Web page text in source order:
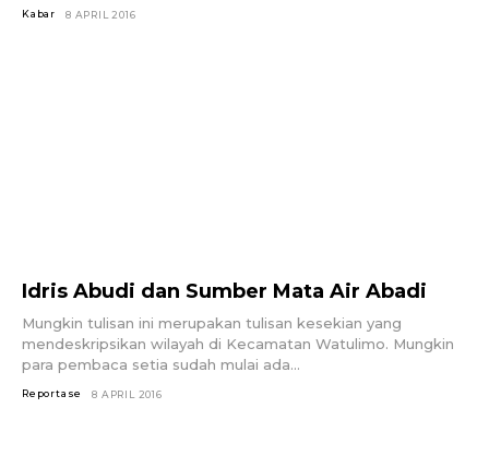
Kabar 8 APRIL 2016
Idris Abudi dan Sumber Mata Air Abadi
Mungkin tulisan ini merupakan tulisan kesekian yang
mendeskripsikan wilayah di Kecamatan Watulimo. Mungkin
para pembaca setia sudah mulai ada...
Reportase 8 APRIL 2016